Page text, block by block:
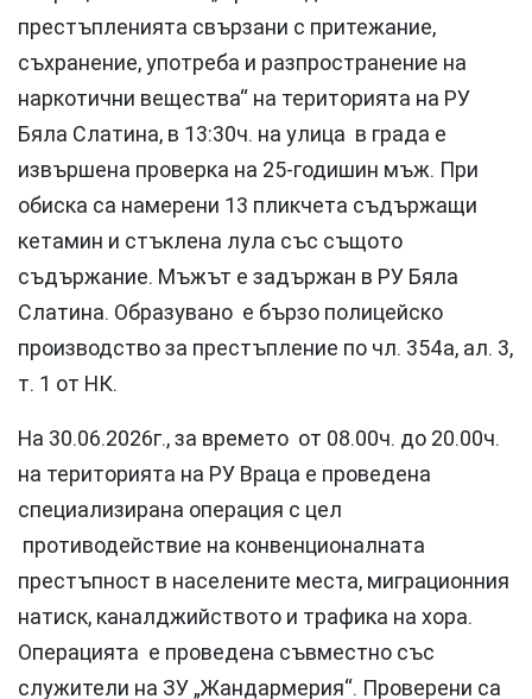
престъпленията свързани с притежание,
съхранение, употреба и разпространение на
наркотични вещества“ на територията на РУ
Бяла Слатина, в 13:30ч. на улица в града е
извършена проверка на 25-годишин мъж. При
обиска са намерени 13 пликчета съдържащи
кетамин и стъклена лула със същото
съдържание. Мъжът е задържан в РУ Бяла
Слатина. Образувано е бързо полицейско
производство за престъпление по чл. 354а, ал. 3,
т. 1 от НК.
На 30.06.2026г., за времето от 08.00ч. до 20.00ч.
на територията на РУ Враца е проведена
специализирана операция с цел
противодействие на конвенционалната
престъпност в населените места, миграционния
натиск, каналджийството и трафика на хора.
Операцията е проведена съвместно със
служители на ЗУ „Жандармерия“. Проверени са